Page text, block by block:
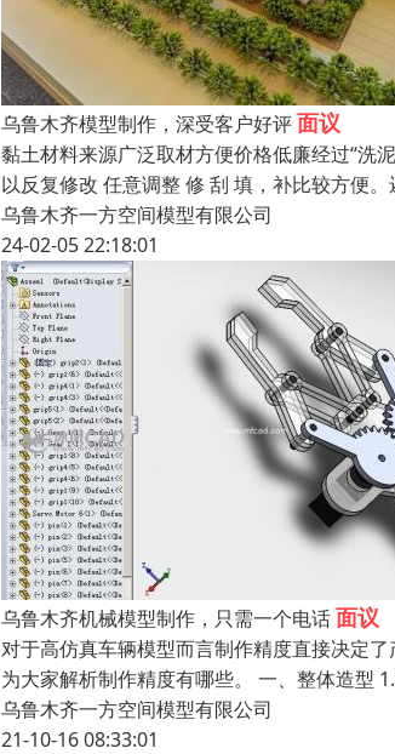
乌鲁木齐模型制作，深受客户好评面议
黏土材料来源广泛取材方便价格低廉经过“洗
以反复修改 任意调整 修 刮 填，补比较方便
乌鲁木齐一方空间模型有限公司
24-02-05 22:18:01
乌鲁木齐机械模型制作，只需一个电话面议
对于高仿真车辆模型而言制作精度直接决定
为大家解析制作精度有哪些。 一、整体造型
乌鲁木齐一方空间模型有限公司
21-10-16 08:33:01